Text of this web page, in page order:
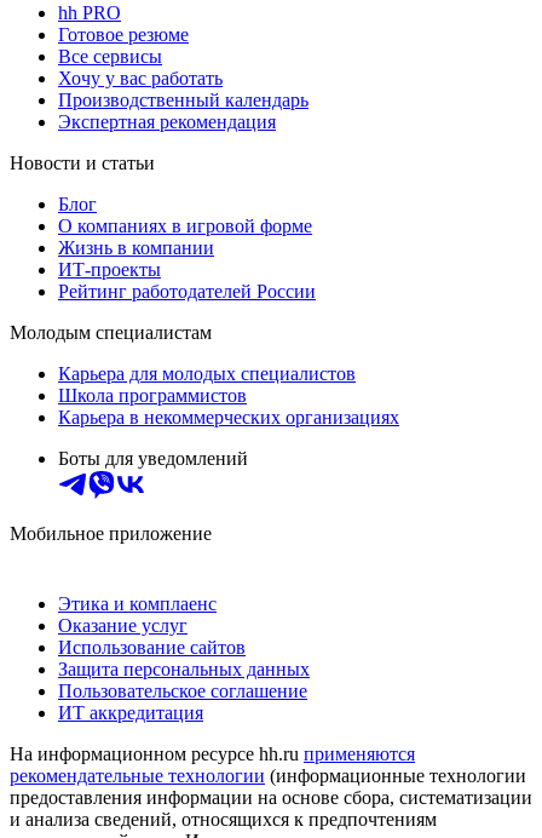
hh PRO
Готовое резюме
Все сервисы
Хочу у вас работать
Производственный календарь
Экспертная рекомендация
Новости и статьи
Блог
О компаниях в игровой форме
Жизнь в компании
ИТ-проекты
Рейтинг работодателей России
Молодым специалистам
Карьера для молодых специалистов
Школа программистов
Карьера в некоммерческих организациях
Боты для уведомлений
Мобильное приложение
Этика и комплаенс
Оказание услуг
Использование сайтов
Защита персональных данных
Пользовательское соглашение
ИТ аккредитация
На информационном ресурсе hh.ru применяются
рекомендательные технологии (информационные технологии
предоставления информации на основе сбора, систематизации
и анализа сведений, относящихся к предпочтениям